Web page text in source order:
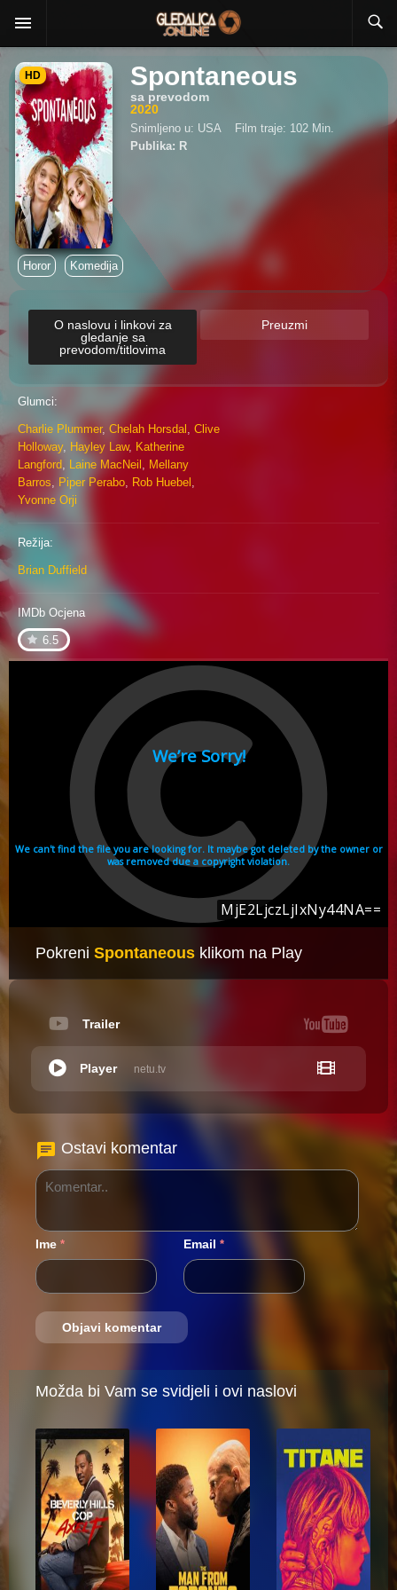
HD Spontaneous
sa prevodom
2020
Snimljeno u: USA
Film traje: 102 Min.
Publika: R
Horor Komedija
O naslovu i linkovi za
gledanje sa
prevodom/titlovima
Preuzmi
Glumci:
Charlie Plummer, Chelah Horsdal , Clive
Holloway, Hayley Law, Katherine
Langford, Laine MacNeil , Mellany
Barros, Piper Perabo, Rob Huebel ,
Yvonne Orji
Režija:
Brian Duffield
IMDb Ocjena
6.5
Pokreni Spontaneous klikom na Play
Trailer
netu.tv
Player
Ostavi komentar
Ime * Email *
Možda bi Vam se svidjeli i ovi naslovi